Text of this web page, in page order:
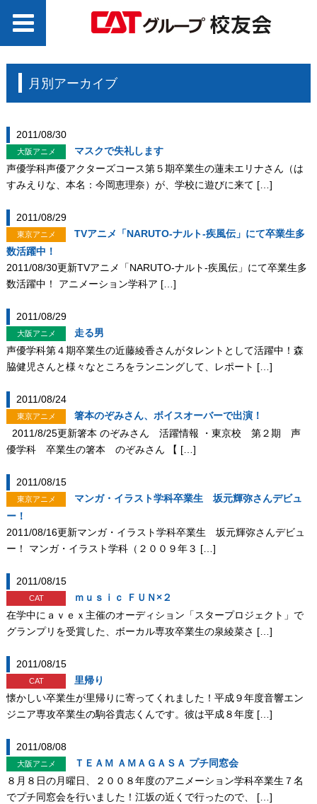
月別アーカイブ
2011/08/30
大阪アニメ
マスクで失礼します
声優学科声優アクターズコース第５期卒業生の蓮未エリナさん（は
すみえりな、本名：今岡恵理奈）が、学校に遊びに来て […]
2011/08/29
東京アニメ
TVアニメ「NARUTO-ナルト-疾風伝」にて卒業生多
数活躍中！
2011/08/30更新TVアニメ「NARUTO-ナルト-疾風伝」にて卒業生多
数活躍中！ アニメーション学科ア […]
2011/08/29
大阪アニメ
走る男
声優学科第４期卒業生の近藤綾香さんがタレントとして活躍中！森
脇健児さんと様々なところをランニングして、レポート […]
2011/08/24
東京アニメ
箸本のぞみさん、ボイスオーバーで出演！
2011/8/25更新箸本 のぞみさん 活躍情報 ・東京校 第２期 声
優学科 卒業生の箸本 のぞみさん 【 […]
2011/08/15
東京アニメ
マンガ・イラスト学科卒業生 坂元輝弥さんデビュ
ー！
2011/08/16更新マンガ・イラスト学科卒業生 坂元輝弥さんデビュ
ー！ マンガ・イラスト学科（２００９年３ […]
2011/08/15
CAT
ｍｕｓｉｃ ＦＵＮ×２
在学中にａｖｅｘ主催のオーディション「スタープロジェクト」で
グランプリを受賞した、ボーカル専攻卒業生の泉綾菜さ […]
2011/08/15
CAT
里帰り
懐かしい卒業生が里帰りに寄ってくれました！平成９年度音響エン
ジニア専攻卒業生の駒谷貴志くんです。彼は平成８年度 […]
2011/08/08
大阪アニメ
ＴＥＡＭ ＡＭＡＧＡＳＡ プチ同窓会
８月８日の月曜日、２００８年度のアニメーション学科卒業生７名
でプチ同窓会を行いました！江坂の近くで行ったので、 […]